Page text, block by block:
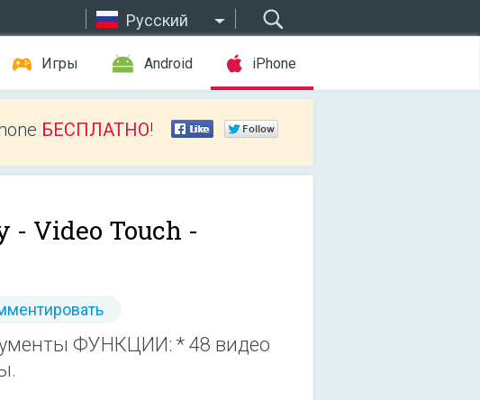
Русский
Игры Android iPhone
БЕСПЛАТНО!
- Video Touch -
ФУНКЦИИ: * 48 видео